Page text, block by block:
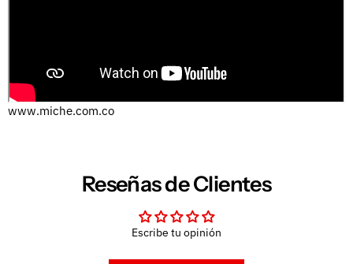
www.miche.com.co
Reseñas de Clientes
Escribe tu opinión